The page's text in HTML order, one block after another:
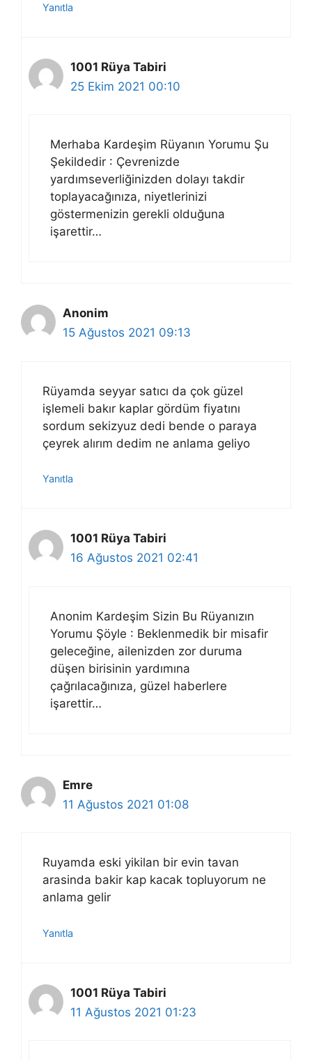
Yanıtla
1001 Rüya Tabiri
25 Ekim 2021 00:10
Merhaba Kardeşim Rüyanın Yorumu Şu
Şekildedir : Çevrenizde
yardımseverliğinizden dolayı takdir
toplayacağınıza, niyetlerinizi
göstermenizin gerekli olduğuna
işarettir…
Anonim
15 Ağustos 2021 09:13
Rüyamda seyyar satıcı da çok güzel
işlemeli bakır kaplar gördüm fiyatını
sordum sekizyuz dedi bende o paraya
çeyrek alırım dedim ne anlama geliyo
Yanıtla
1001 Rüya Tabiri
16 Ağustos 2021 02:41
Anonim Kardeşim Sizin Bu Rüyanızın
Yorumu Şöyle : Beklenmedik bir misafir
geleceğine, ailenizden zor duruma
düşen birisinin yardımına
çağrılacağınıza, güzel haberlere
işarettir…
Emre
11 Ağustos 2021 01:08
Ruyamda eski yikilan bir evin tavan
arasinda bakir kap kacak topluyorum ne
anlama gelir
Yanıtla
1001 Rüya Tabiri
11 Ağustos 2021 01:23